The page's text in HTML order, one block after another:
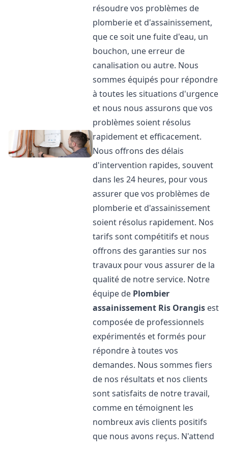
résoudre vos problèmes de
plomberie et d'assainissement,
que ce soit une fuite d'eau, un
bouchon, une erreur de
canalisation ou autre. Nous
sommes équipés pour répondre
à toutes les situations d'urgence
et nous nous assurons que vos
problèmes soient résolus
rapidement et efficacement.
Nous offrons des délais
d'intervention rapides, souvent
dans les 24 heures, pour vous
assurer que vos problèmes de
plomberie et d'assainissement
soient résolus rapidement. Nos
tarifs sont compétitifs et nous
offrons des garanties sur nos
travaux pour vous assurer de la
qualité de notre service. Notre
équipe de Plombier
assainissement Ris Orangis est
composée de professionnels
expérimentés et formés pour
répondre à toutes vos
demandes. Nous sommes fiers
de nos résultats et nos clients
sont satisfaits de notre travail,
comme en témoignent les
nombreux avis clients positifs
que nous avons reçus. N'attend